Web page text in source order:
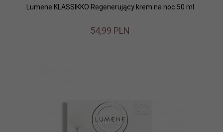
Lumene KLASSIKKO Regenerujący krem na noc 50 ml
54,99 PLN